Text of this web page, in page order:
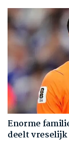
Enorme
deelt vreselijk